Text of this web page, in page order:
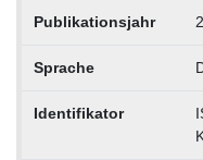
Publikationsjahr
Sprache
Identifikator